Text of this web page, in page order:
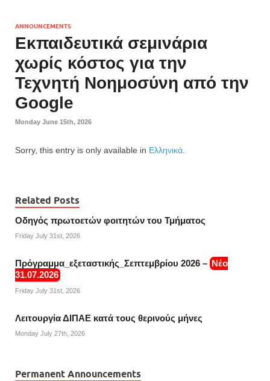
ANNOUNCEMENTS
Εκπαιδευτικά σεμινάρια
χωρίς κόστος για την
Τεχνητή Νοημοσύνη από την
Google
Monday June 15th, 2026
Sorry, this entry is only available in Ελληνικά
Related Posts
Οδηγός πρωτοετών φοιτητών του Τμήματος
Friday July 31st, 2026
Πρόγραμμα_εξεταστικής_Σεπτεμβρίου 2026 – Νέο
31.07.2026
Friday July 31st, 2026
Λειτουργία ΔΙΠΑΕ κατά τους θερινούς μήνες
Monday July 27th, 2026
Permanent Announcements